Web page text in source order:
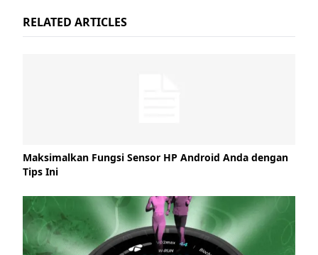
RELATED ARTICLES
Maksimalkan Fungsi Sensor HP Android Anda dengan
Tips Ini